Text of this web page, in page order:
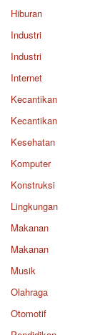
Hiburan
Industri
Industri
Internet
Kecantikan
Kecantikan
Kesehatan
Komputer
Konstruksi
Lingkungan
Makanan
Makanan
Musik
Olahraga
Otomotif